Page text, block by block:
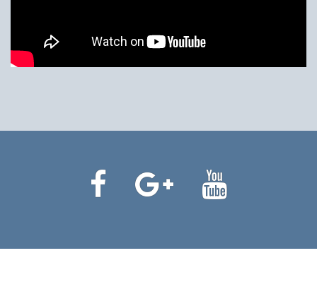
Facebook Google+